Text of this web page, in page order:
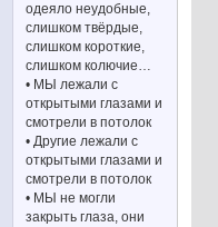
одеяло неудобные,
слишком твёрдые,
слишком короткие,
слишком колючие…
• МЫ лежали с
открытыми глазами и
смотрели в потолок
• Другие лежали с
открытыми глазами и
смотрели в потолок
• МЫ не могли
закрыть глаза, они